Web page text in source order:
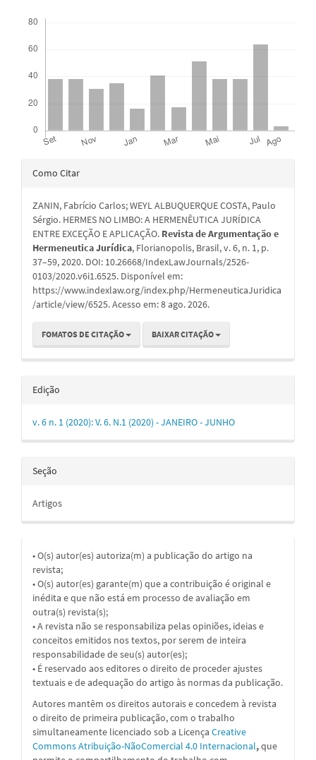
Detalhes
artigo
Como Citar
ZANIN, Fabrício Carlos; WEYL ALBUQUERQUE COSTA, Paulo
Sérgio. HERMES NO LIMBO: A HERMENÊUTICA JURÍDICA
ENTRE EXCEÇÃO E APLICAÇÃO. Revista de Argumentação e
Hermeneutica Jurídica, Florianopolis, Brasil, v. 6, n. 1, p.
37–59, 2020. DOI: 10.26668/IndexLawJournals/2526-
0103/2020.v6i1.6525. Disponível em:
https://www.indexlaw.org/index.php/HermeneuticaJuridica
/article/view/6525. Acesso em: 8 ago. 2026.
FOMATOS DE CITAÇÃO BAIXAR CITAÇÃO
Edição
v. 6 n. 1 (2020): V. 6. N.1 (2020) - JANEIRO - JUNHO
Seção
Artigos
• O(s) autor(es) autoriza(m) a publicação do artigo na
revista;
• O(s) autor(es) garante(m) que a contribuição é original e
inédita e que não está em processo de avaliação em
outra(s) revista(s);
• A revista não se responsabiliza pelas opiniões, ideias e
conceitos emitidos nos textos, por serem de inteira
responsabilidade de seu(s) autor(es);
• É reservado aos editores o direito de proceder ajustes
textuais e de adequação do artigo às normas da publicação.
Autores mantêm os direitos autorais e concedem à revista
o direito de primeira publicação, com o trabalho
simultaneamente licenciado sob a Licença Creative
Commons Atribuição-NãoComercial 4.0 Internacional,que